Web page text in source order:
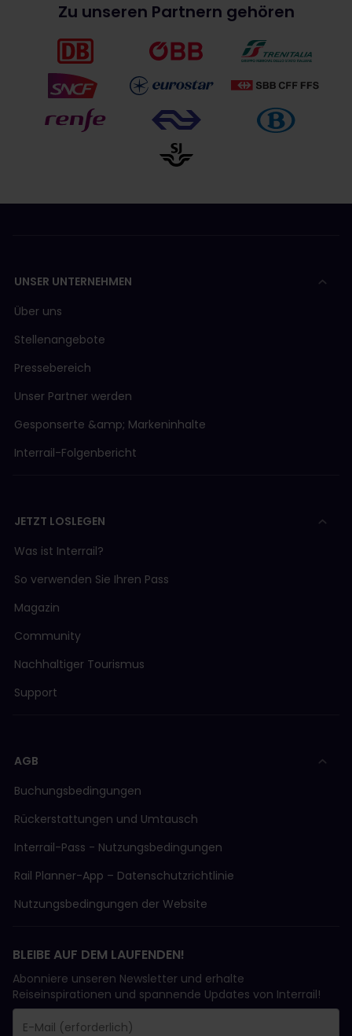
Zu unseren Partnern gehören
UNSER UNTERNEHMEN
Über uns
Stellenangebote
Pressebereich
Unser Partner werden
Gesponserte &amp; Markeninhalte
Interrail-Folgenbericht
JETZT LOSLEGEN
Was ist Interrail?
So verwenden Sie Ihren Pass
Magazin
Community
Nachhaltiger Tourismus
Support
AGB
Buchungsbedingungen
Rückerstattungen und Umtausch
Interrail-Pass - Nutzungsbedingungen
Rail Planner-App – Datenschutzrichtlinie
Nutzungsbedingungen der Website
BLEIBE AUF DEM LAUFENDEN!
Abonniere unseren Newsletter und erhalte
Reiseinspirationen und spannende Updates von Interrail!